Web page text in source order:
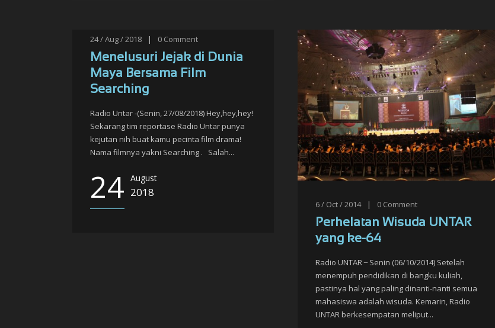
24 / Aug / 2018 | 0 Comment
Menelusuri Jejak di Dunia
Maya Bersama Film
Searching
Radio Untar -(Senin, 27/08/2018) Hey,hey,hey!
Sekarang tim reportase Radio Untar punya
kejutan nih buat kamu pecinta film drama!
Nama filmnya yakni Searching . Salah...
24 August
2018
6 / Oct / 2014 | 0 Comment
Perhelatan Wisuda UNTAR
yang ke-64
Radio UNTAR ̶ Senin (06/10/2014) Setelah
menempuh pendidikan di bangku kuliah,
pastinya hal yang paling dinanti-nanti semua
mahasiswa adalah wisuda. Kemarin, Radio
UNTAR berkesempatan meliput...